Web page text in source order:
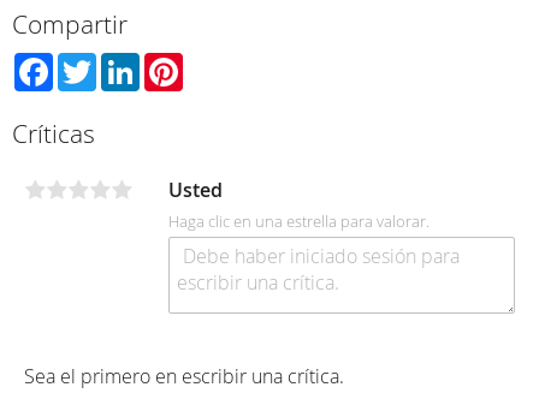
Compartir
Facebook
TwitterLinkedIn
Críticas
Usted
Haga clic en una estrella para valorar.
Sea el primero en escribir una crítica.